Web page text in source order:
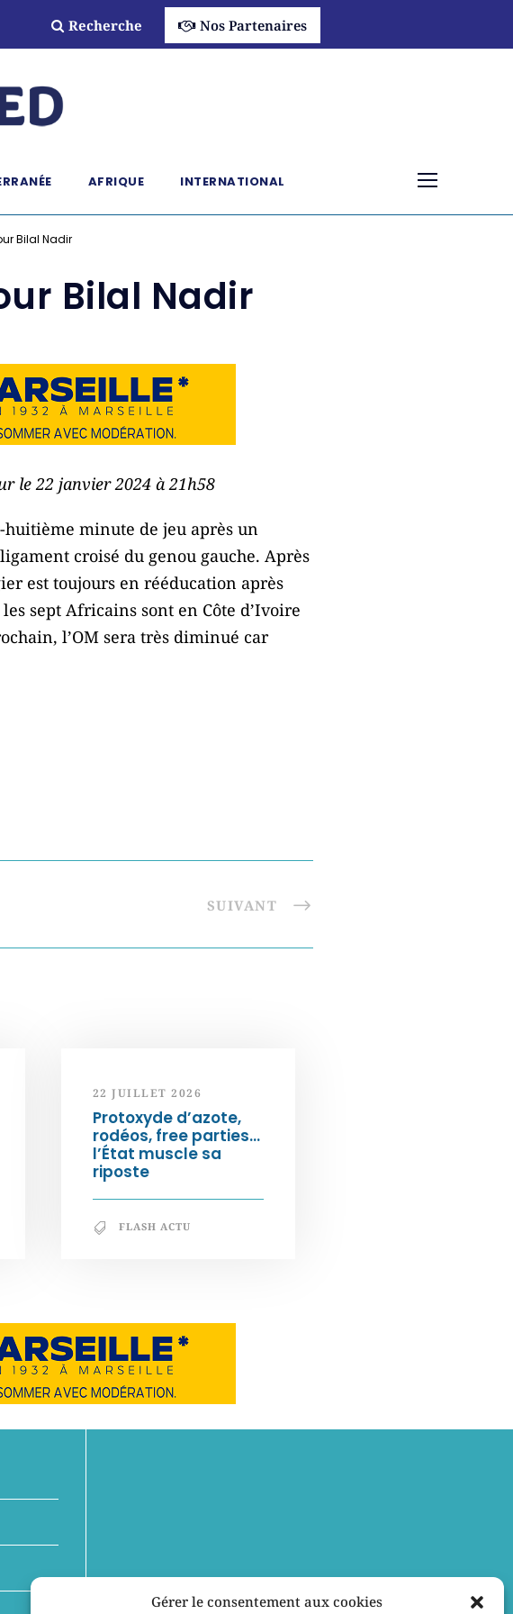
Gérer le consentement aux cookies
Recherche Nos Partenaires
AFRIQUE INTERNATIONAL
Bilal Nadir
Bilal Nadir
le 22 janvier 2024 à 21h58
minute de jeu après un
croisé du genou gauche. Après
est toujours en rééducation après
sept Africains sont en Côte d’Ivoire
l’OM sera très diminué car
SUIVANT
22 JUILLET 2026
Protoxyde d’azote,
rodéos, free parties…
l’État muscle sa
riposte
FLASH ACTU